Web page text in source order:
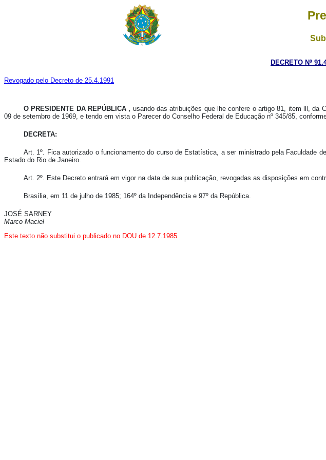
DECRETO Nº
Revogado pelo Decreto de 25.4.1991
O PRESIDENTE DA REPÚBLICA , usando das atribuições que lhe confere o artigo 81, item lll, da
09 de setembro de 1969, e tendo em vista o Parecer do Conselho Federal de Educação nº 345/85,
DECRETA:
Art. 1º. Fica autorizado o funcionamento do curso de Estatística, a ser ministrado pela
Estado do Rio de Janeiro.
Art. 2º. Este Decreto entrará em vigor na data de sua publicação, revogadas as disposições em
Brasília, em 11 de julho de 1985; 164º da Independência e 97º da República.
JOSÉ SARNEY
Marco Maciel
Este texto não substitui o publicado no DOU de 12.7.1985